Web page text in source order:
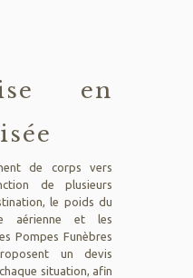
en
de corps vers
de plusieurs
le poids du
aérienne et les
Pompes Funèbres
un devis
situation, afin